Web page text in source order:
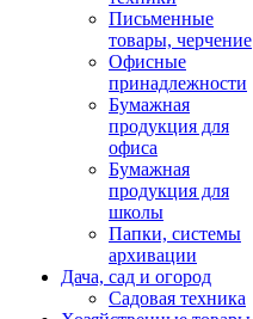
Письменные
товары, черчение
Офисные
принадлежности
Бумажная
продукция для
офиса
Бумажная
продукция для
школы
Папки, системы
архивации
Дача, сад и огород
Садовая техника